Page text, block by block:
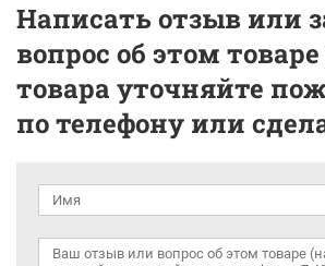
Написать отзыв или
вопрос об этом
товара уточняйте
по телефону или